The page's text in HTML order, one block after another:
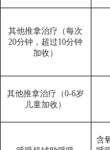
其他推拿治疗（每次
20分钟，超过10分钟
加收）
其他推拿治疗（0-6岁
儿童加收）
含